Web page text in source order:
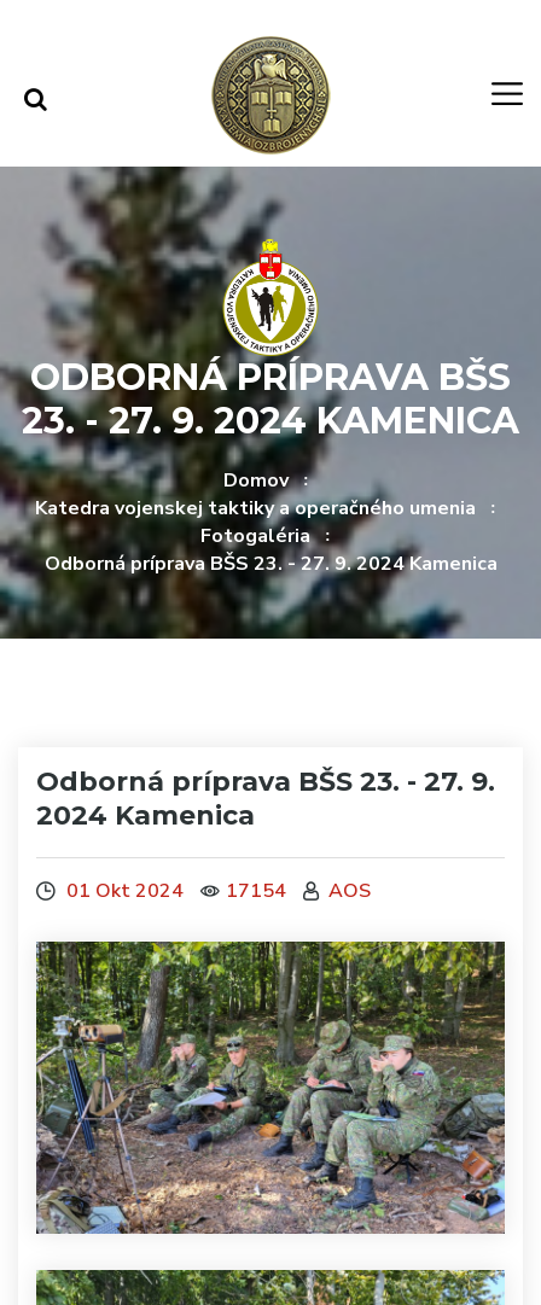
ODBORNÁ PRÍPRAVA BŠS
23. - 27. 9. 2024 KAMENICA
Domov
Katedra vojenskej taktiky a operačného umenia
Fotogaléria
Odborná príprava BŠS 23. - 27. 9. 2024 Kamenica
Odborná príprava BŠS 23. - 27. 9.
2024 Kamenica
01 Okt 2024 17154 AOS